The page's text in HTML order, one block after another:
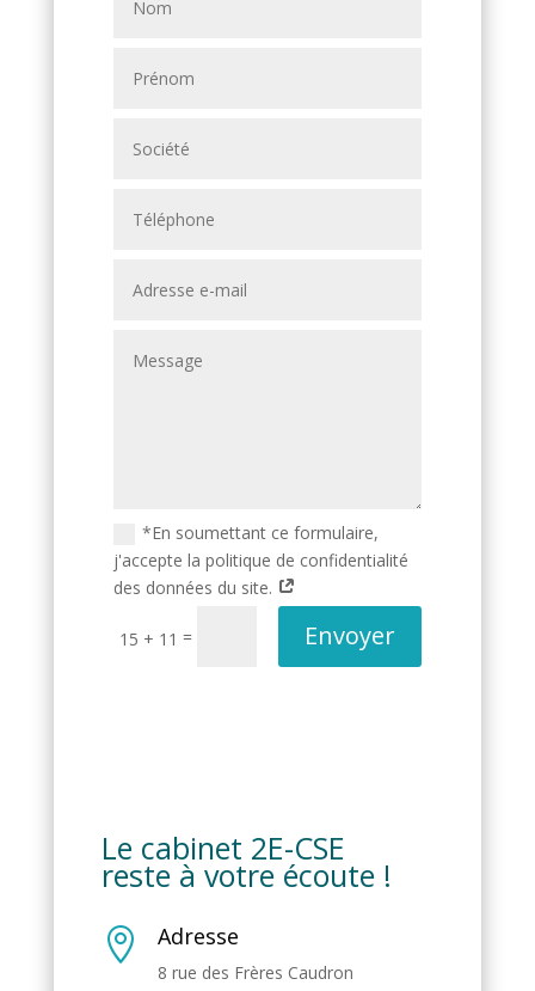
*En soumettant ce formulaire,
j'accepte la politique de confidentialité
des données du site.
15 + 11 = Envoyer
Le cabinet 2E-CSE
reste à votre écoute !
 Adresse
8 rue des Frères Caudron